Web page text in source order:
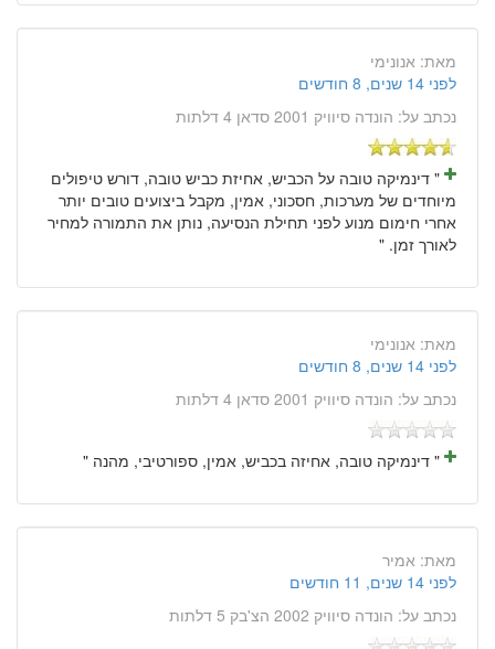
מאת: אנונימי
לפני 14 שנים, 8 חודשים
נכתב על: הונדה סיוויק 2001 סדאן 4 דלתות
" דינמיקה טובה על הכביש, אחיזת כביש טובה, דורש טיפולים
מיוחדים של מערכות, חסכוני, אמין, מקבל ביצועים טובים יותר
אחרי חימום מנוע לפני תחילת הנסיעה, נותן את התמורה למחיר
לאורך זמן. "
מאת: אנונימי
לפני 14 שנים, 8 חודשים
נכתב על: הונדה סיוויק 2001 סדאן 4 דלתות
" דינמיקה טובה, אחיזה בכביש, אמין, ספורטיבי, מהנה "
מאת: אמיר
לפני 14 שנים, 11 חודשים
נכתב על: הונדה סיוויק 2002 הצ'בק 5 דלתות